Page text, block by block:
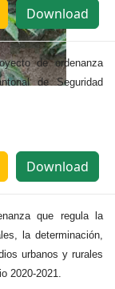
Download
de ordenanza
de Seguridad
Download
que regula la
la determinación,
urbanos y rurales
2020-2021.